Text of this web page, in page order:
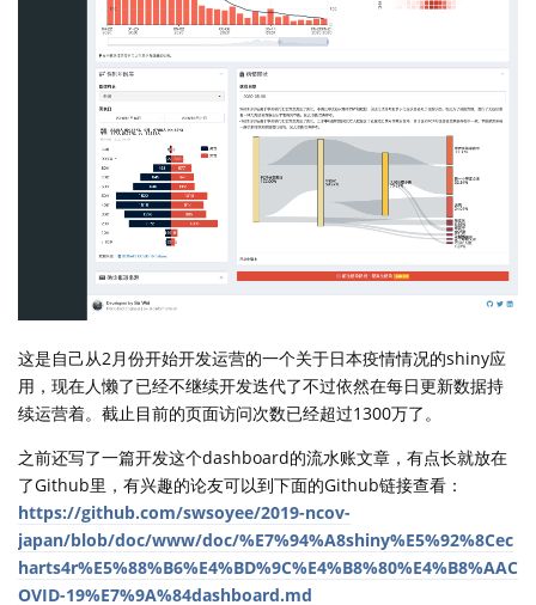
这是自己从2月份开始开发运营的一个关于日本疫情情况的shiny应
用，现在人懒了已经不继续开发迭代了不过依然在每日更新数据持
续运营着。截止目前的页面访问次数已经超过1300万了。
之前还写了一篇开发这个dashboard的流水账文章，有点长就放在
了Github里，有兴趣的论友可以到下面的Github链接查看：
https://github.com/swsoyee/2019-ncov-
japan/blob/doc/www/doc/%E7%94%A8shiny%E5%92%8Cec
harts4r%E5%88%B6%E4%BD%9C%E4%B8%80%E4%B8%AAC
OVID-19%E7%9A%84dashboard.md